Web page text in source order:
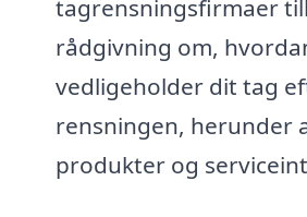
tagrensningsfirmaer
rådgivning om,
vedligeholder dit tag
rensningen, herunder
produkter og